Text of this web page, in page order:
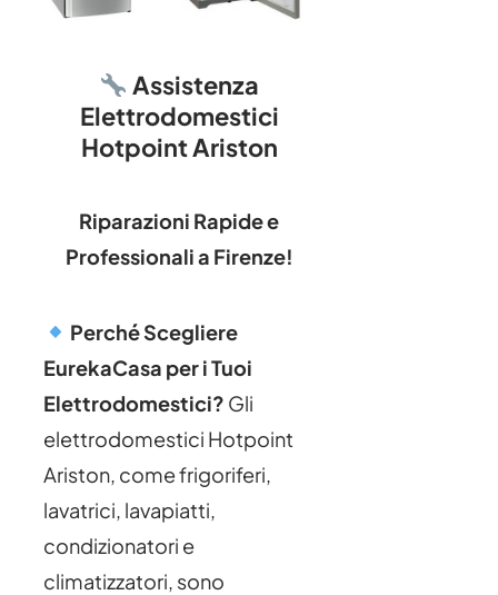
Assistenza
Elettrodomestici
Hotpoint Ariston
Riparazioni Rapide e
Professionali a Firenze!
Perché Scegliere
EurekaCasa per i Tuoi
Elettrodomestici? Gli
elettrodomestici Hotpoint
Ariston, come frigoriferi,
lavatrici, lavapiatti,
condizionatori e
climatizzatori, sono